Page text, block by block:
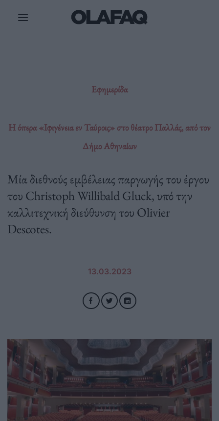
Εφημερίδα
Η όπερα «Ιφιγένεια εν Ταύροις» στο θέατρο Παλλάς, από τον
Δήμο Αθηναίων
Μία διεθνούς εμβέλειας παργωγής του έργου
του Christoph Willibald Gluck, υπό την
καλλιτεχνική διεύθυνση του Olivier
Descotes.
13.03.2023